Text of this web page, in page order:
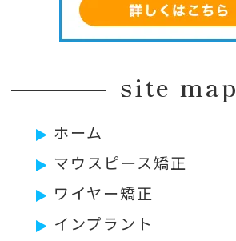
site map
ホーム
マウスピース矯正
ワイヤー矯正
インプラント